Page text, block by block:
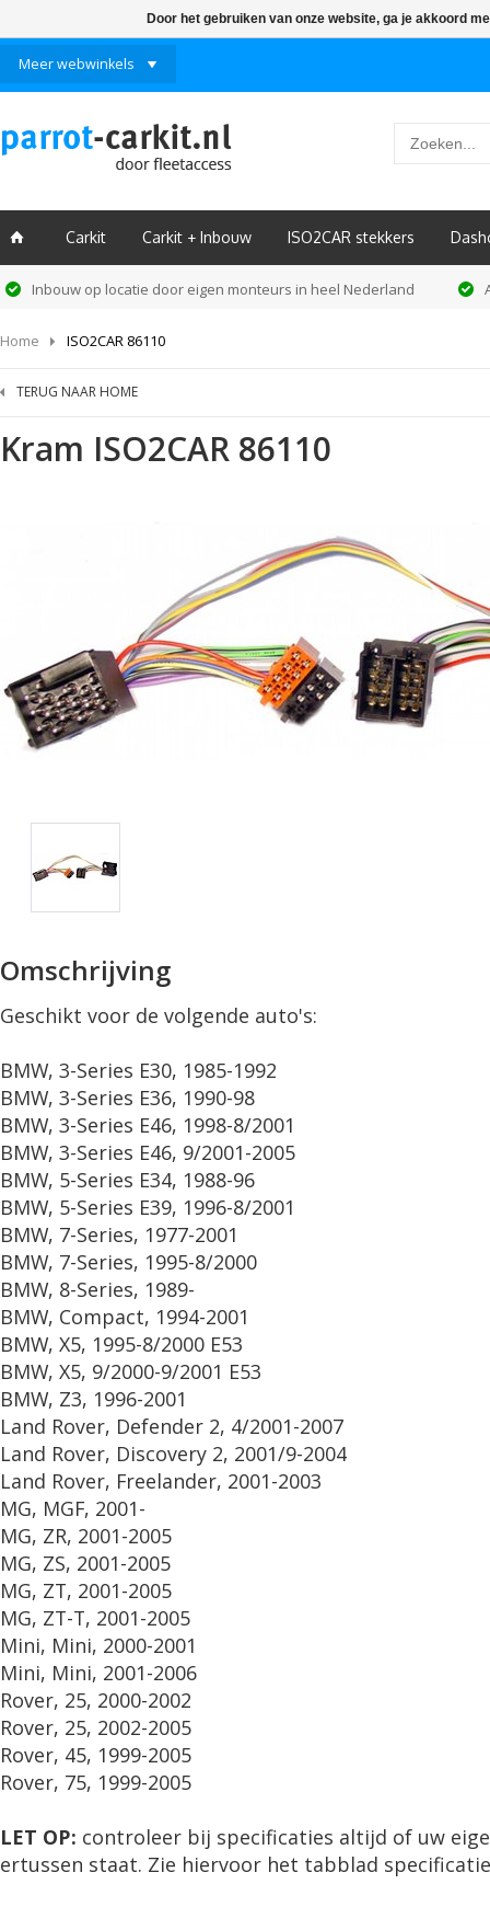
Meer webwinkels
ï Carkit Carkit + Inbouw ISO2CAR stekkers
Inbouw op locatie door eigen monteurs in heel Nederland
Home ISO2CAR 86110
TERUG NAAR HOME
Kram ISO2CAR 86110
Omschrijving
Geschikt voor de volgende auto's:
BMW, 3-Series E30, 1985-1992
BMW, 3-Series E36, 1990-98
BMW, 3-Series E46, 1998-8/2001
BMW, 3-Series E46, 9/2001-2005
BMW, 5-Series E34, 1988-96
BMW, 5-Series E39, 1996-8/2001
BMW, 7-Series, 1977-2001
BMW, 7-Series, 1995-8/2000
BMW, 8-Series, 1989-
BMW, Compact, 1994-2001
BMW, X5, 1995-8/2000 E53
BMW, X5, 9/2000-9/2001 E53
BMW, Z3, 1996-2001
Land Rover, Defender 2, 4/2001-2007
Land Rover, Discovery 2, 2001/9-2004
Land Rover, Freelander, 2001-2003
MG, MGF, 2001-
MG, ZR, 2001-2005
MG, ZS, 2001-2005
MG, ZT, 2001-2005
MG, ZT-T, 2001-2005
Mini, Mini, 2000-2001
Mini, Mini, 2001-2006
Rover, 25, 2000-2002
Rover, 25, 2002-2005
Rover, 45, 1999-2005
Rover, 75, 1999-2005
LET OP: controleer bij specificaties altijd of uw
ertussen staat. Zie hiervoor het tabblad
Door het gebruiken van onze website, ga je akkoord